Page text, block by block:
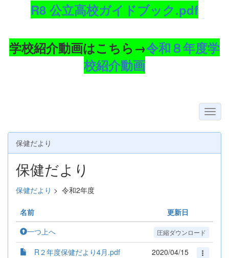
R8 公立高校ガイドブック.pdf
学校紹介動画はこちら→令和８年度学
校紹介動画
保健だより
保健だより
保健だより > 令和2年度
名前
更新日
一つ上へ
圧縮ダウンロード
R２年度保健だより4月.pdf 2020/04/15